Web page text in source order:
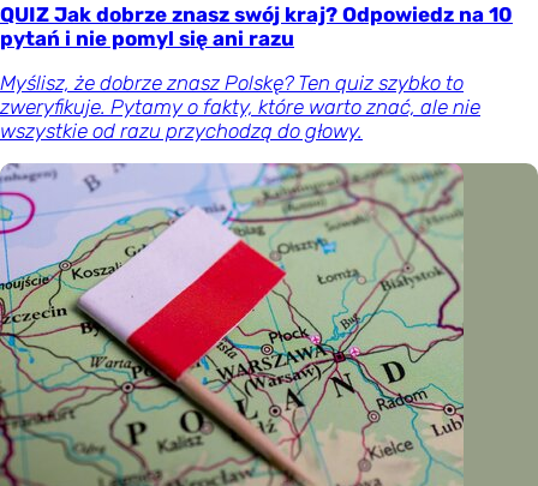
QUIZ Jak dobrze znasz swój kraj? Odpowiedz na 10
pytań i nie pomyl się ani razu
Myślisz, że dobrze znasz Polskę? Ten quiz szybko to
zweryfikuje. Pytamy o fakty, które warto znać, ale nie
wszystkie od razu przychodzą do głowy.